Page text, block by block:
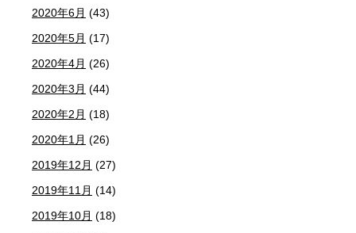
2020年6月 (43)
2020年5月 (17)
2020年4月 (26)
2020年3月 (44)
2020年2月 (18)
2020年1月 (26)
2019年12月 (27)
2019年11月 (14)
2019年10月 (18)